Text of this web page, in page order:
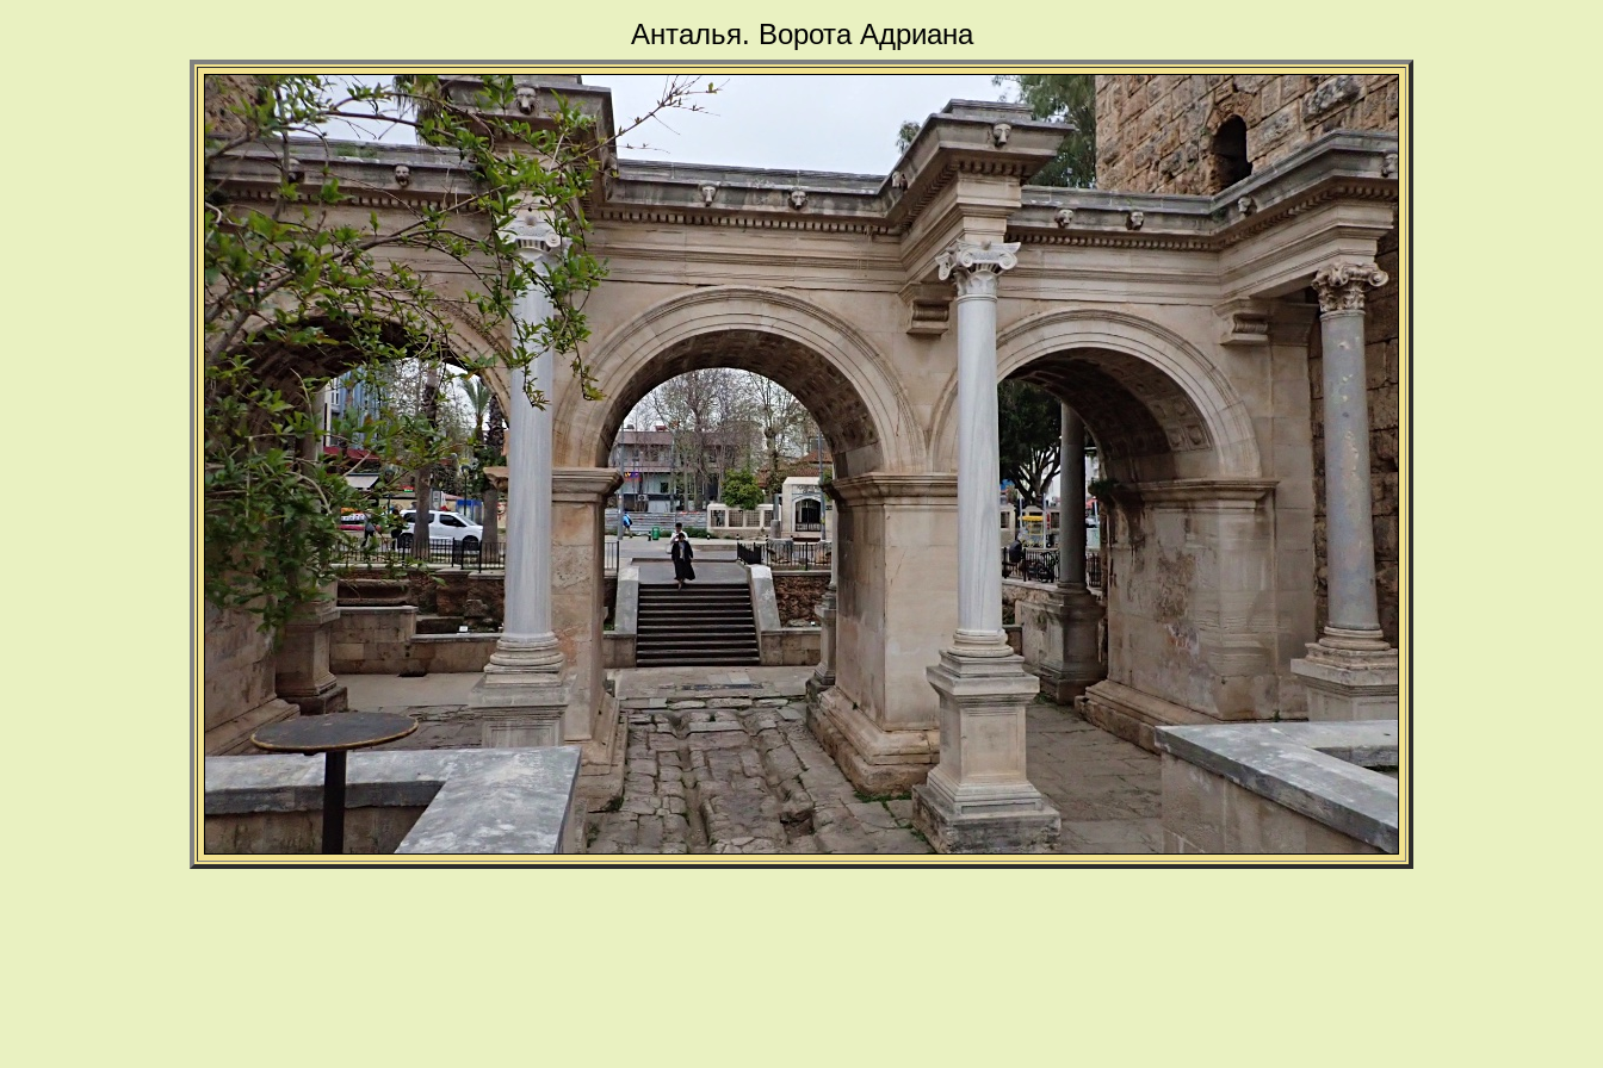
Анталья. Ворота Адриана